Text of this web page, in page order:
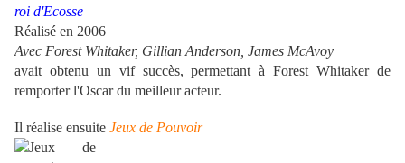
Réalisé en 2006
Avec Forest Whitaker, Gillian Anderson, James McAvoy
avait obtenu un vif succès, permettant à Forest Whitaker de
remporter l'Oscar du meilleur acteur.
Il réalise ensuite Jeux de Pouvoir